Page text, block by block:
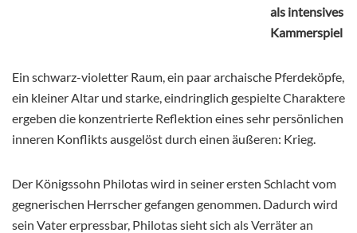
als intensives
Kammerspiel
Ein schwarz-violetter Raum, ein paar archaische Pferdeköpfe,
ein kleiner Altar und starke, eindringlich gespielte Charaktere
ergeben die konzentrierte Reflektion eines sehr persönlichen
inneren Konflikts ausgelöst durch einen äußeren: Krieg.
Der Königssohn Philotas wird in seiner ersten Schlacht vom
gegnerischen Herrscher gefangen genommen. Dadurch wird
sein Vater erpressbar, Philotas sieht sich als Verräter an